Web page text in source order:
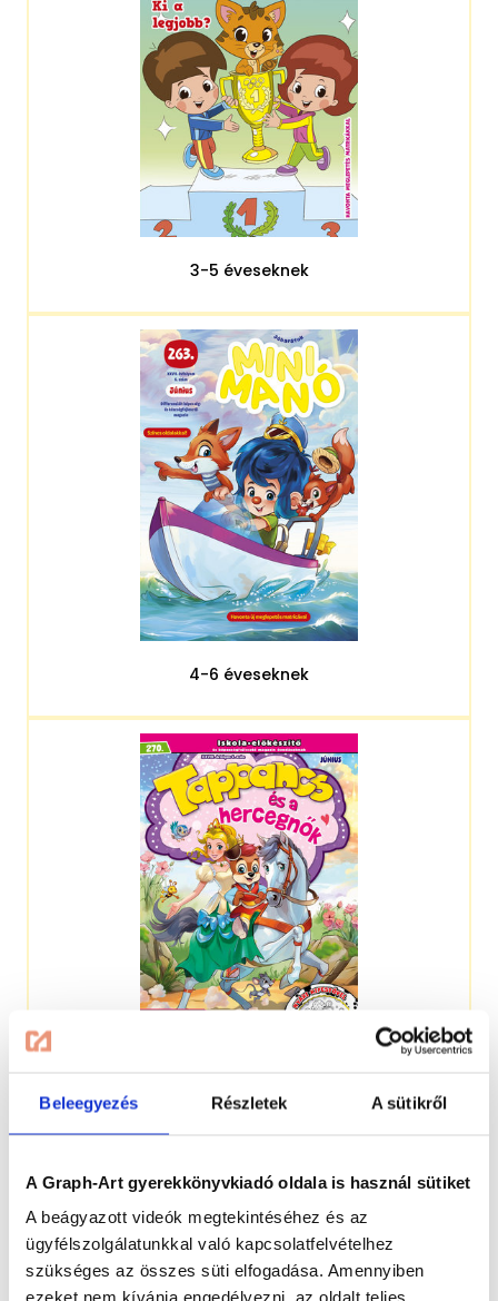
Beleegyezés Részletek A sütikről
A Graph-Art gyerekkönyvkiadó oldala is használ sütiket
A beágyazott videók megtekintéséhez és az
ügyfélszolgálatunkkal való kapcsolatfelvételhez
szükséges az összes süti elfogadása. Amennyiben
ezeket nem kívánja engedélyezni, az oldalt teljes
3-5 éveseknek
4-6 éveseknek